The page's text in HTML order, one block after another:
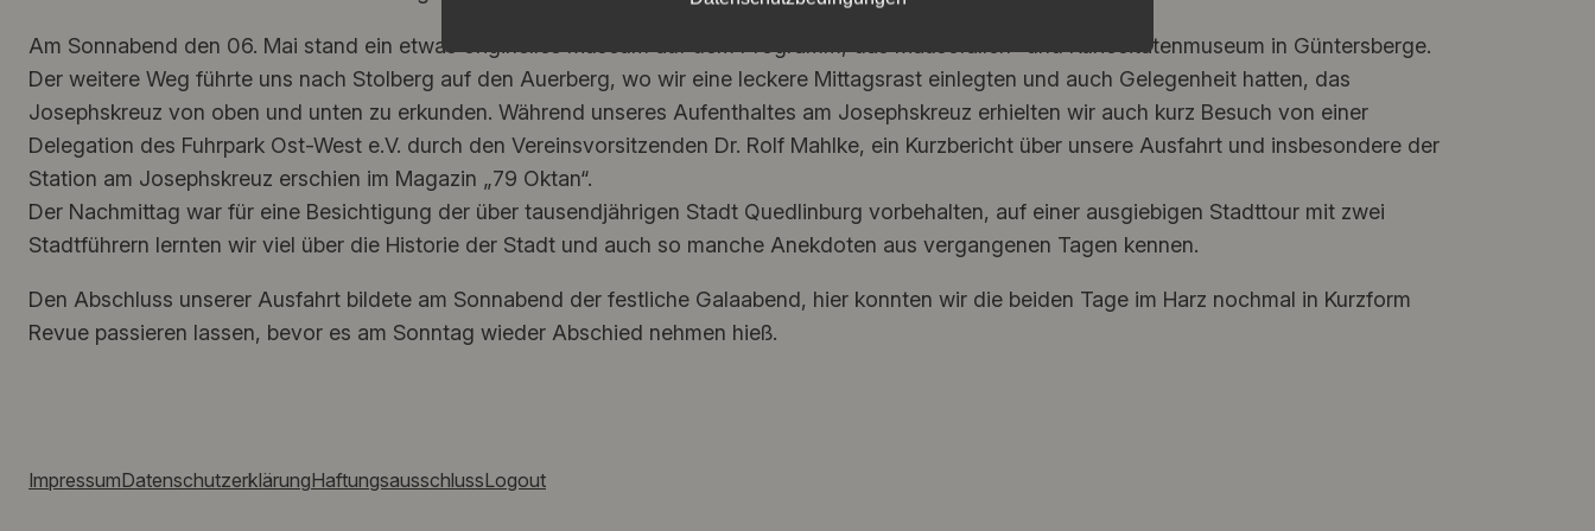
Am Sonnabend den 06. Mai stand ein etwas originelles Museum auf dem Programm, das Mausefallen- und Kuriositätenmuseum in Güntersberge.
Der weitere Weg führte uns nach Stolberg auf den Auerberg, wo wir eine leckere Mittagsrast einlegten und auch Gelegenheit hatten, das
Josephskreuz von oben und unten zu erkunden. Während unseres Aufenthaltes am Josephskreuz erhielten wir auch kurz Besuch von einer
Delegation des Fuhrpark Ost-West e.V. durch den Vereinsvorsitzenden Dr. Rolf Mahlke, ein Kurzbericht über unsere Ausfahrt und insbesondere der
Station am Josephskreuz erschien im Magazin „79 Oktan“.
Der Nachmittag war für eine Besichtigung der über tausendjährigen Stadt Quedlinburg vorbehalten, auf einer ausgiebigen Stadttour mit zwei
Stadtführern lernten wir viel über die Historie der Stadt und auch so manche Anekdoten aus vergangenen Tagen kennen.
Den Abschluss unserer Ausfahrt bildete am Sonnabend der festliche Galaabend, hier konnten wir die beiden Tage im Harz nochmal in Kurzform
Revue passieren lassen, bevor es am Sonntag wieder Abschied nehmen hieß.
ImpressumDatenschutzerklärungHaftungsausschlussLogout